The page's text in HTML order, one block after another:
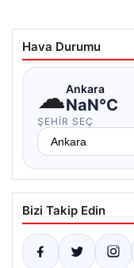
Hava Durumu
☁Ankara
NaN°C
ŞEHIR SEÇ
Bizi Takip Edin